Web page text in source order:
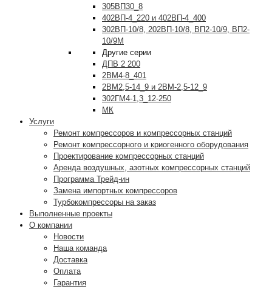
305ВП30_8
402ВП-4_220 и 402ВП-4_400
302ВП-10/8, 202ВП-10/8, ВП2-10/9, ВП2-
10/9М
Другие серии
ДПВ 2 200
2ВМ4-8_401
2ВМ2,5-14_9 и 2ВМ-2,5-12_9
302ГМ4-1,3_12-250
МК
Услуги
Ремонт компрессоров и компрессорных станций
Ремонт компрессорного и криогенного оборудования
Проектирование компрессорных станций
Аренда воздушных, азотных компрессорных станций
Программа Трейд-ин
Замена импортных компрессоров
Турбокомпрессоры на заказ
Выполненные проекты
О компании
Новости
Наша команда
Доставка
Оплата
Гарантия